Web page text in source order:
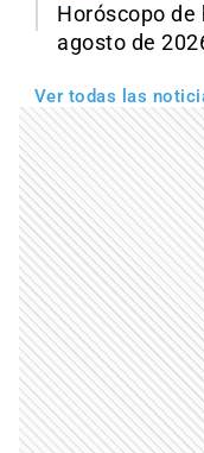
Horóscopo de
agosto de
Ver todas las